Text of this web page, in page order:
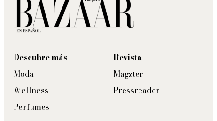
Descubre más
Moda
Wellness
Perfumes
Revista
Magzter
Pressreader